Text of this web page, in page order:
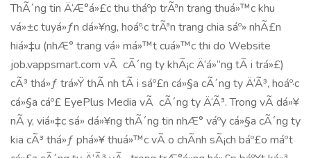
ThÃ´ng tin Ä‘Æ°á»£c thu tháº­p trÃªn trang thuá»™c khu
vá»±c tuyá»ƒn dá»¥ng, hoáº·c trÃªn trang chia sáº» nhÃ£n
hiá»‡u (nhÆ° trang vá» má»™t cuá»™c thi do Website
job.vappsmart.com vÃ cÃ´ng ty khÃ¡c Ä‘á»“ng tÃ i trá»£)
cÃ³ thá»ƒ trá»Ÿ thÃ nh tÃ i sáº£n cá»§a cÃ´ng ty Ä‘Ã³, hoáº·c
cá»§a cáº£ EyePlus Media vÃ cÃ´ng ty Ä‘Ã³. Trong vÃ­ dá»¥
nÃ y, viá»‡c sá»­ dá»¥ng thÃ´ng tin nhÆ° váº­y cá»§a cÃ´ng ty
kia cÃ³ thá»ƒ phá»¥ thuá»™c vÃ o chÃ­nh sÃ¡ch báº£o máº­t